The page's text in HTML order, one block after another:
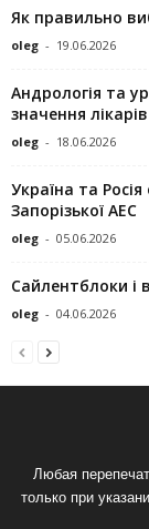
Як правильно
oleg - 19.06.2026
Андрологія та
значення лікарів
oleg - 18.06.2026
Україна та
Запорізької АЕС
oleg - 05.06.2026
Сайлентблоки і
oleg - 04.06.2026
Любая
только при